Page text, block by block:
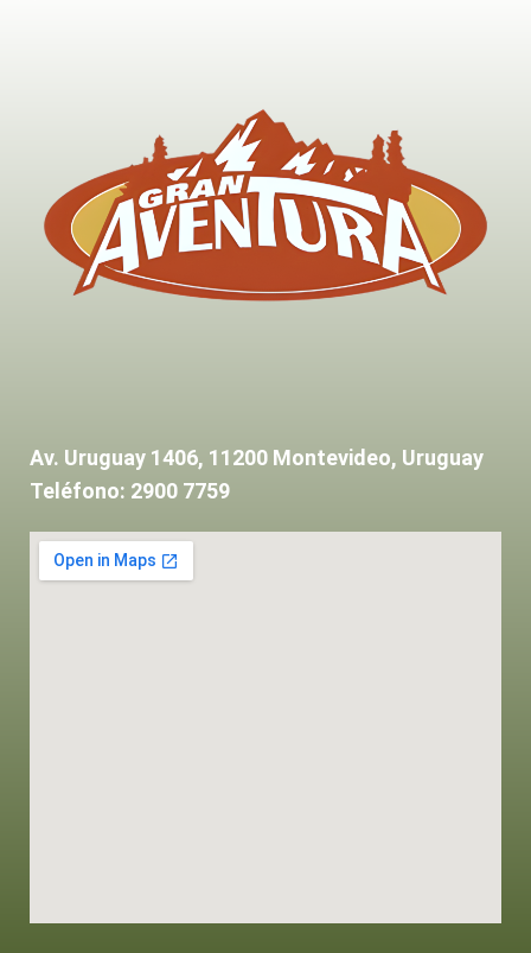
Av. Uruguay 1406, 11200 Montevideo, Uruguay
Teléfono: 2900 7759